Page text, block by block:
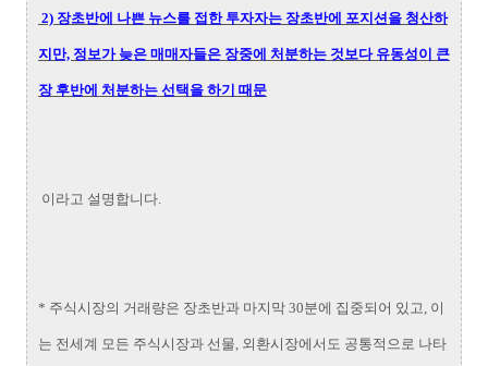
2) 장초반에 나쁜 뉴스를 접한 투자자는 장초반에 포지션을 청산하
지만, 정보가 늦은 매매자들은 장중에 처분하는 것보다 유동성이 큰
장 후반에 처분하는 선택을 하기 때문
이라고 설명합니다.
* 주식시장의 거래량은 장초반과 마지막 30분에 집중되어 있고, 이
는 전세계 모든 주식시장과 선물, 외환시장에서도 공통적으로 나타